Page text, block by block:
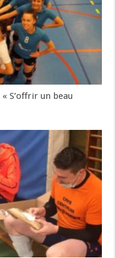
S’offrir un beau